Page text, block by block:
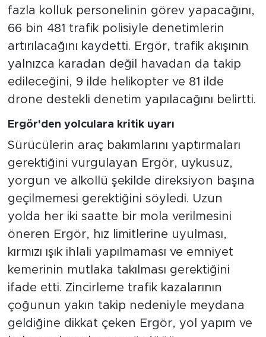
fazla kolluk personelinin görev yapacağını,
66 bin 481 trafik polisiyle denetimlerin
artırılacağını kaydetti. Ergör, trafik akışının
yalnızca karadan değil havadan da takip
edileceğini, 9 ilde helikopter ve 81 ilde
drone destekli denetim yapılacağını belirtti.
Ergör'den yolculara kritik uyarı
Sürücülerin araç bakımlarını yaptırmaları
gerektiğini vurgulayan Ergör, uykusuz,
yorgun ve alkollü şekilde direksiyon başına
geçilmemesi gerektiğini söyledi. Uzun
yolda her iki saatte bir mola verilmesini
öneren Ergör, hız limitlerine uyulması,
kırmızı ışık ihlali yapılmaması ve emniyet
kemerinin mutlaka takılması gerektiğini
ifade etti. Zincirleme trafik kazalarının
çoğunun yakın takip nedeniyle meydana
geldiğine dikkat çeken Ergör, yol yapım ve